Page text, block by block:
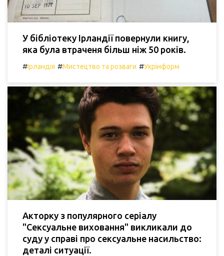
У бібліотеку Ірландії повернули книгу,
яка була втраченя більш ніж 50 років.
#Ірландія #Мистецтво та розваги #Укрінформ
Акторку з популярного серіалу
"Сексуальне виховання" викликали до
суду у справі про сексуальне насильство:
деталі ситуації.